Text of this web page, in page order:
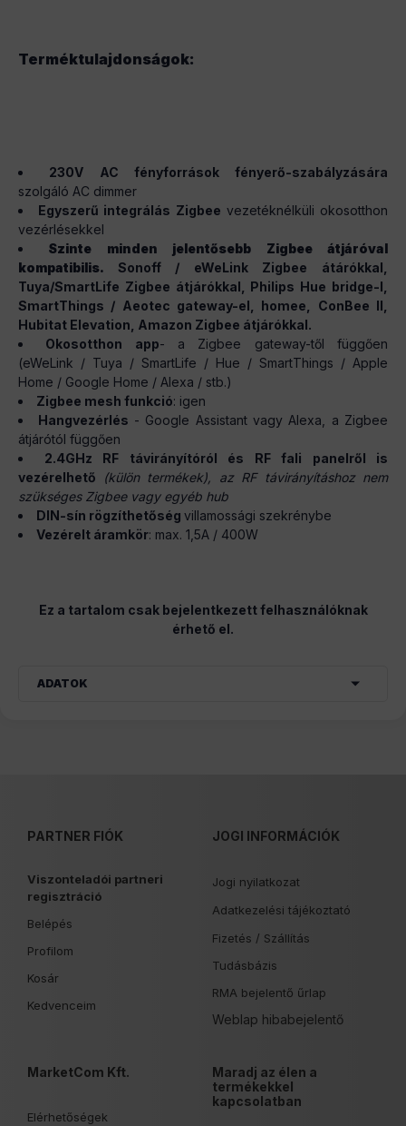
Terméktulajdonságok:
230V AC fényforrások fényerő-szabályzására
szolgáló AC dimmer
Egyszerű integrálás Zigbee vezetéknélküli okosotthon
vezérlésekkel
Szinte minden jelentősebb Zigbee átjáróval
kompatibilis. Sonoff / eWeLink Zigbee átárókkal,
Tuya/SmartLife Zigbee átjárókkal, Philips Hue bridge-l,
SmartThings / Aeotec gateway-el, homee, ConBee II,
Hubitat Elevation, Amazon Zigbee átjárókkal.
Okosotthon app- a Zigbee gateway-től függően
(eWeLink / Tuya / SmartLife / Hue / SmartThings / Apple
Home / Google Home / Alexa / stb.)
Zigbee mesh funkció: igen
Hangvezérlés - Google Assistant vagy Alexa, a Zigbee
átjárótól függően
2.4GHz RF távirányítóról és RF fali panelről is
vezérelhető
(külön termékek), az RF távirányításhoz nem
szükséges Zigbee vagy egyéb hub
DIN-sín rögzíthetőség villamossági szekrénybe
Vezérelt áramkör: max. 1,5A / 400W
Ez a tartalom csak bejelentkezett felhasználóknak
érhető el.
ADATOK
PARTNER FIÓK
Viszonteladói partneri
regisztráció
Belépés
Profilom
Kosár
Kedvenceim
JOGI INFORMÁCIÓK
Jogi nyilatkozat
Adatkezelési tájékoztató
Fizetés / Szállítás
Tudásbázis
RMA bejelentő űrlap
Weblap hibabejelentő
MarketCom Kft.
Elérhetőségek
Maradj az élen a
termékekkel
kapcsolatban